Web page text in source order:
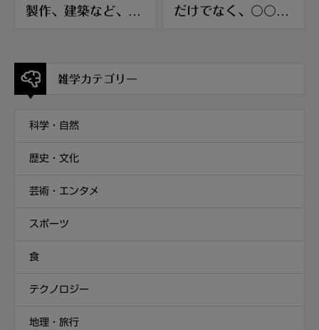
製作、建築など、
だけでなく、〇〇や
雑学カテゴリー
科学・自然
歴史・文化
芸術・エンタメ
スポーツ
食
テクノロジー
地理・旅行